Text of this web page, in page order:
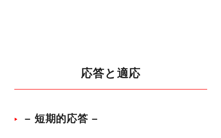
応答と適応
– 短期的応答 –